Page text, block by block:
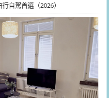
自駕首選（2026）